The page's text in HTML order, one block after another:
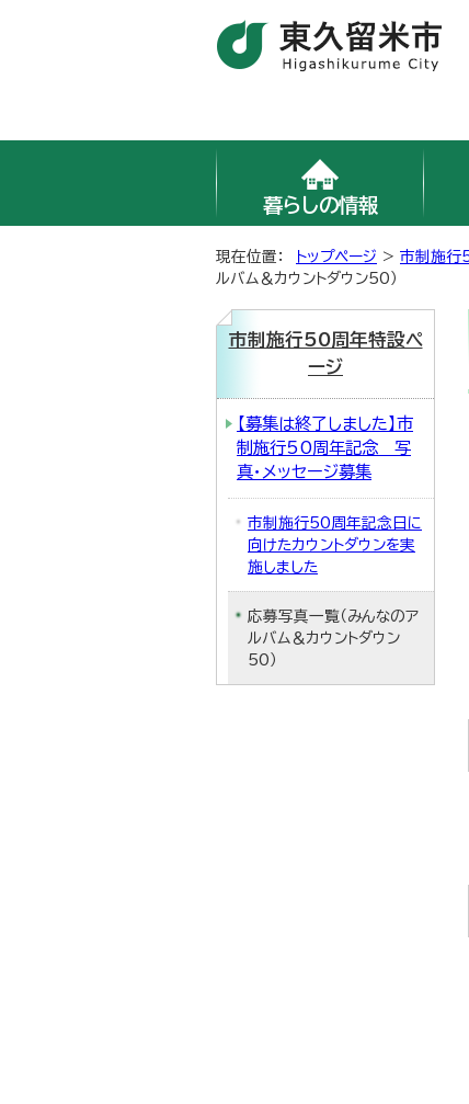
暮らしの情報
現在位置： トップページ > 市制施行
ルバム＆カウントダウン50）
市制施行50周年特設ペ
ージ
【募集は終了しました】市
制施行50周年記念 写
真・メッセージ募集
市制施行50周年記念日に
向けたカウントダウンを実
施しました
応募写真一覧（みんなのア
ルバム＆カウントダウン
50）